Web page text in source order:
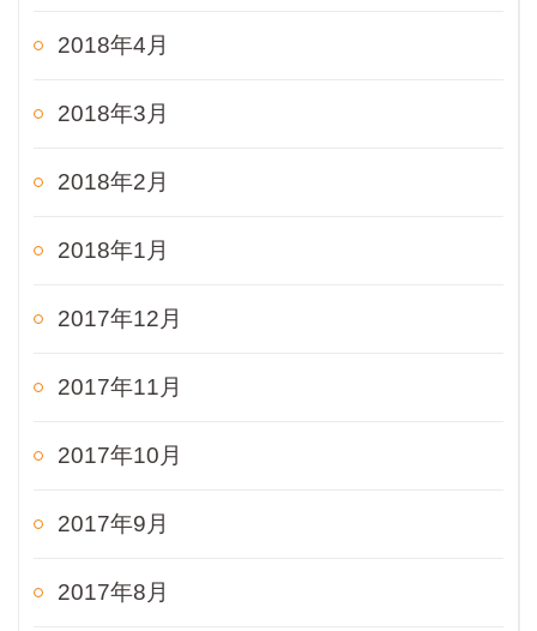
2018年4月
2018年3月
2018年2月
2018年1月
2017年12月
2017年11月
2017年10月
2017年9月
2017年8月